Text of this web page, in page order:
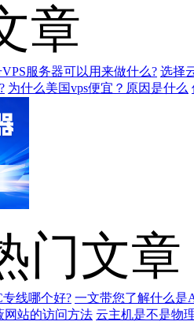
章
服务器可以用来做什么? 选择
为什么美国vps便宜？原因是什么
门文章
线哪个好? 一文带您了解什么是
网站的访问方法 云主机是不是物